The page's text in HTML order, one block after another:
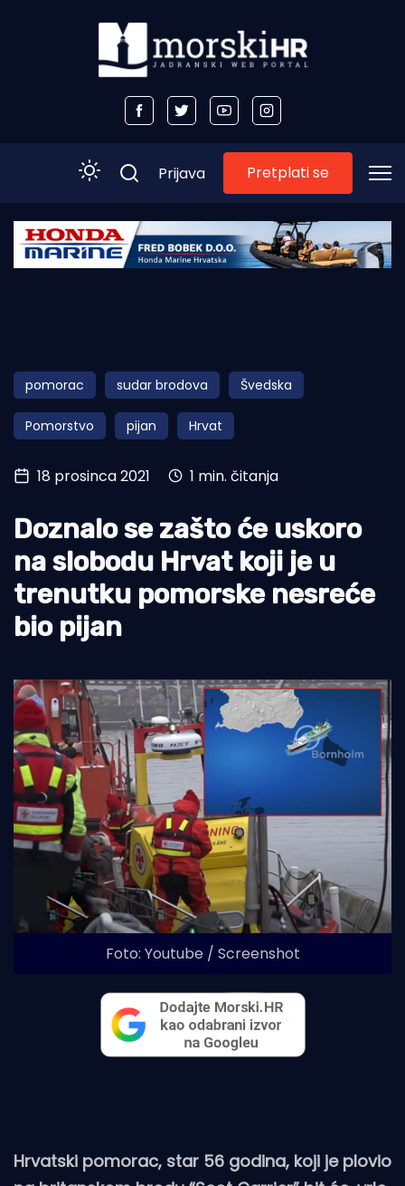
Početna
Obala
Otoci
Turizam i nautika
Pomorstvo
Ekologija
Tradicija i kultura
Prijava Pretplati se
pomorac sudar brodova Švedska
Pomorstvo pijan Hrvat
18 prosinca 2021 1 min. čitanja
Doznalo se zašto će uskoro
na slobodu Hrvat koji je u
trenutku pomorske nesreće
bio pijan
Foto: Youtube / Screenshot
Hrvatski pomorac, star 56 godina, koji je plovio